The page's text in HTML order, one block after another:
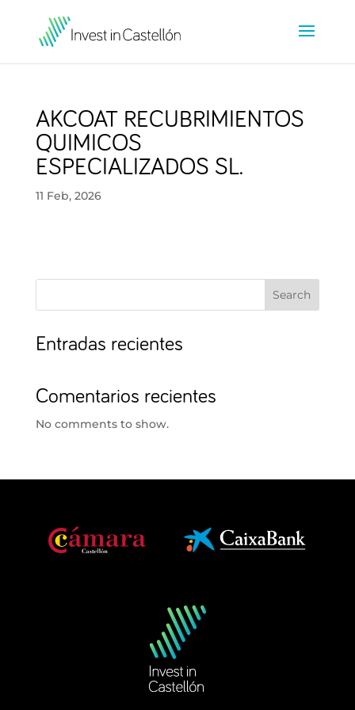
AKCOAT RECUBRIMIENTOS
QUIMICOS
ESPECIALIZADOS SL.
11 Feb, 2026
Search
Entradas recientes
Comentarios recientes
No comments to show.